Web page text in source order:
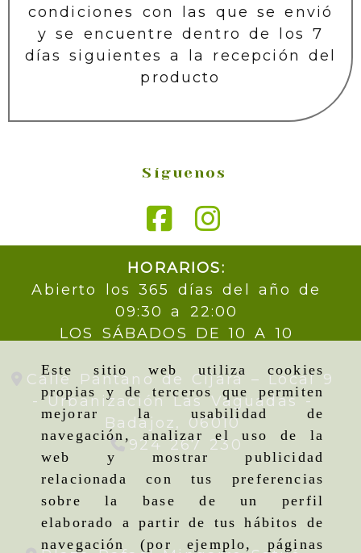
Este sitio web utiliza cookies
propias y de terceros que permiten
mejorar la usabilidad de
navegación, analizar el uso de la
web y mostrar publicidad
relacionada con tus preferencias
sobre la base de un perfil
elaborado a partir de tus hábitos de
navegación (por ejemplo, páginas
condiciones con las que se envió
y se encuentre dentro de los 7
días siguientes a la recepción del
producto
Síguenos
HORARIOS:
Abierto los 365 días del año de
09:30 a 22:00
LOS SÁBADOS DE 10 A 10
Calle Pantano de Cijara – Local 9
- Urbanización Las Vaguadas -
Badajoz, 06010
924 267 230